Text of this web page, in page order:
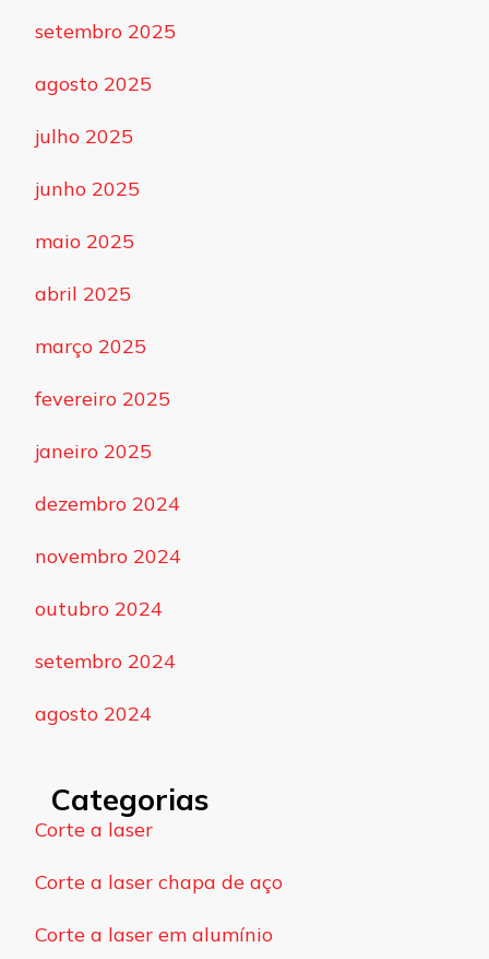
setembro 2025
agosto 2025
julho 2025
junho 2025
maio 2025
abril 2025
março 2025
fevereiro 2025
janeiro 2025
dezembro 2024
novembro 2024
outubro 2024
setembro 2024
agosto 2024
Categorias
Corte a laser
Corte a laser chapa de aço
Corte a laser em alumínio